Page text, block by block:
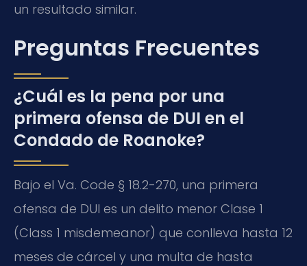
un resultado similar.
Preguntas Frecuentes
¿Cuál es la pena por una
primera ofensa de DUI en el
Condado de Roanoke?
Bajo el Va. Code § 18.2-270, una primera
ofensa de DUI es un delito menor Clase 1
(Class 1 misdemeanor) que conlleva hasta 12
meses de cárcel y una multa de hasta